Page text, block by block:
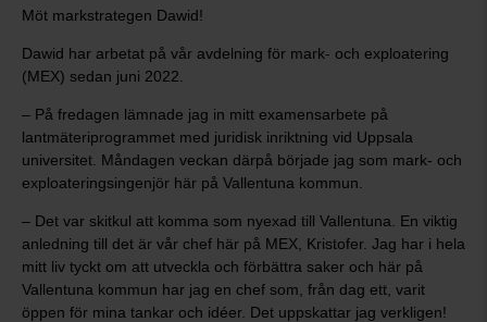
Möt markstrategen Dawid!
Dawid har arbetat på vår avdelning för mark- och exploatering
(MEX) sedan juni 2022.
– På fredagen lämnade jag in mitt examensarbete på
lantmäteriprogrammet med juridisk inriktning vid Uppsala
universitet. Måndagen veckan därpå började jag som mark- och
exploateringsingenjör här på Vallentuna kommun.
– Det var skitkul att komma som nyexad till Vallentuna. En viktig
anledning till det är vår chef här på MEX, Kristofer. Jag har i hela
mitt liv tyckt om att utveckla och förbättra saker och här på
Vallentuna kommun har jag en chef som, från dag ett, varit
öppen för mina tankar och idéer. Det uppskattar jag verkligen!